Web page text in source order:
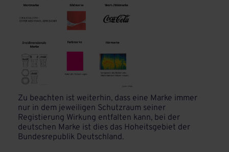
Zu beachten ist weiterhin, dass eine Marke immer
nur in dem jeweiligen Schutzraum seiner
Registierung Wirkung entfalten kann, bei der
deutschen Marke ist dies das Hoheitsgebiet der
Bundesrepublik Deutschland.